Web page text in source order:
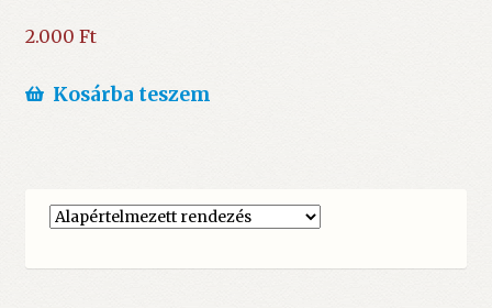
2.000 Ft
Kosárba teszem